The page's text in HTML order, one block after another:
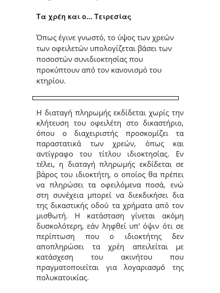
Τα χρέη και ο... Τειρεσίας
Όπως έγινε γνωστό, το ύψος των χρεών
των οφειλετών υπολογίζεται βάσει των
ποσοστών συνιδιοκτησίας που
προκύπτουν από τον κανονισμό του
κτηρίου.
Η διαταγή πληρωμής εκδίδεται χωρίς την
κλήτευση του οφειλέτη στο δικαστήριο,
όπου ο διαχειριστής προσκομίζει τα
παραστατικά των χρεών, όπως και
αντίγραφο του τίτλου ιδιοκτησίας. Εν
τέλει, η διαταγή πληρωμής εκδίδεται σε
βάρος του ιδιοκτήτη, ο οποίος θα πρέπει
να πληρώσει τα οφειλόμενα ποσά, ενώ
στη συνέχεια μπορεί να διεκδικήσει δια
της δικαστικής οδού τα χρήματα από τον
μισθωτή. Η κατάσταση γίνεται ακόμη
δυσκολότερη, εάν ληφθεί υπ' όψιν ότι σε
περίπτωση που ο ιδιοκτήτης δεν
αποπληρώσει τα χρέη απειλείται με
κατάσχεση του ακινήτου που
πραγματοποιείται για λογαριασμό της
πολυκατοικίας.